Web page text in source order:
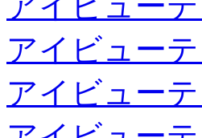
アイビュー
アイビュー